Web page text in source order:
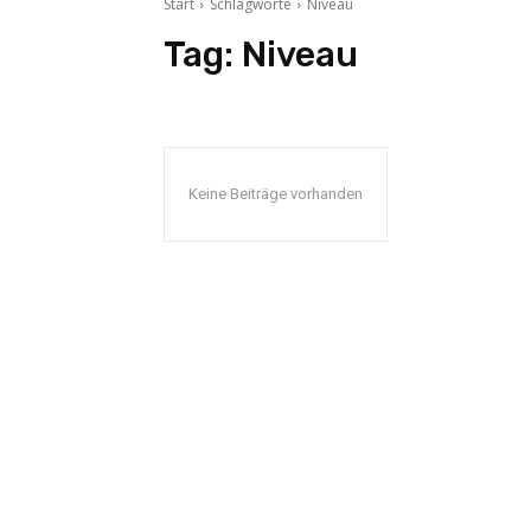
Start Schlagworte Niveau
Tag: Niveau
Keine Beiträge vorhanden